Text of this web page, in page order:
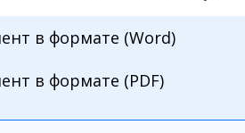
в формате (Word)
в формате (PDF)